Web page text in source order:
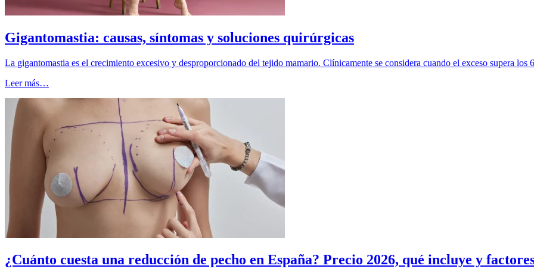
Gigantomastia: causas, síntomas y soluciones quirúrgicas
La gigantomastia es el crecimiento excesivo y desproporcionado del tejido mamario. Clínicamente se considera cuando el exceso supera los
Leer más…
¿Cuánto cuesta una reducción de pecho en España? Precio 2026, qué incluye y